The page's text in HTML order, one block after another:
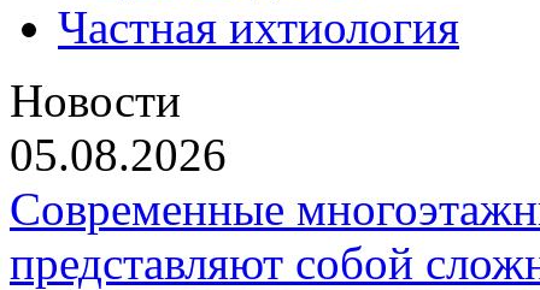
Частная ихтиология
Новости
05.08.2026
Современные
представляют собой